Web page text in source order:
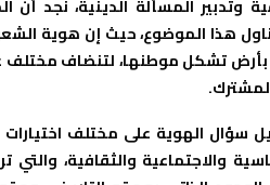
وتدبير المسألة الدينية،
هذا الموضوع، حيث إن هوية
تشكل موطنها، لتنضاف مختلف
سؤال الهوية على مختلف اختيارات
والاجتماعية والثقافية،